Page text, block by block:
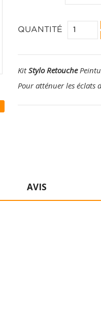
QUANTITÉ
KitStylo Retouche
Pour atténuer les éclats
AVIS